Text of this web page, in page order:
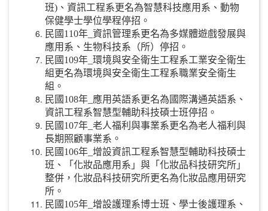
班)、資訊工程系更名為智慧科技應用系、動物
保健學士學位學程停招。
民國110年_資訊管理系更名為多媒體遊戲發展與
應用系、生物科技系（所）停招。
民國109年_環境與安全衛生工程系工業安全衛生
組更名為環境與安全衛生工程系職業安全衛生
組。
民國108年_應用英語系更名為國際溝通英語系、
資訊工程系智慧型輔助科技碩士班停招。
民國107年_老人福利與事業系更名為老人福利與
長期照顧事業系。
民國106年_增設資訊工程系智慧型輔助科技碩士
班、「化妝品應用系」與「化妝品科技研究所」
整併，化妝品科技研究所更名為化妝品應用研究
所。
民國105年_增設護理系博士班、學士後護理系、